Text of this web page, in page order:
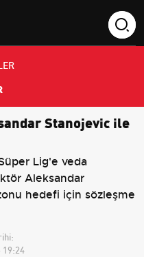
Stanojevic ile
Lig'e veda
Aleksandar
hedefi için sözleşme
19:24